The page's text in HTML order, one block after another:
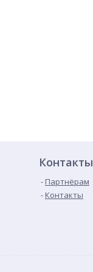
Контакты
Партнёрам
Контакты